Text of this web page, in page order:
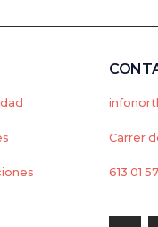
Carrer
613 01